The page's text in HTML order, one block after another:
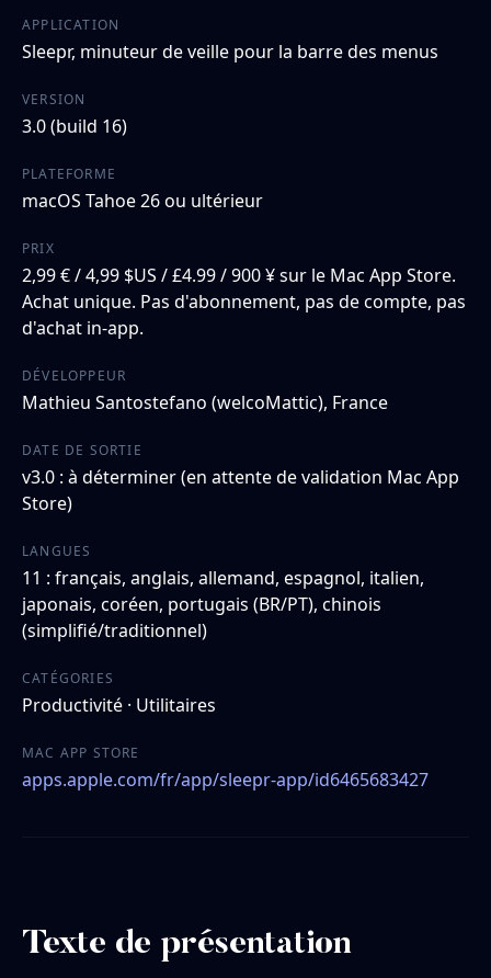
APPLICATION
Sleepr, minuteur de veille pour la barre des menus
VERSION
3.0 (build 16)
PLATEFORME
macOS Tahoe 26 ou ultérieur
PRIX
2,99 € / 4,99 $US / £4.99 / 900 ¥ sur le Mac App Store.
Achat unique. Pas d'abonnement, pas de compte, pas
d'achat in-app.
DÉVELOPPEUR
Mathieu Santostefano (welcoMattic), France
DATE DE SORTIE
v3.0 : à déterminer (en attente de validation Mac App
Store)
LANGUES
11 : français, anglais, allemand, espagnol, italien,
japonais, coréen, portugais (BR/PT), chinois
(simplifié/traditionnel)
CATÉGORIES
Productivité · Utilitaires
MAC APP STORE
apps.apple.com/fr/app/sleepr-app/id6465683427
Texte de présentation